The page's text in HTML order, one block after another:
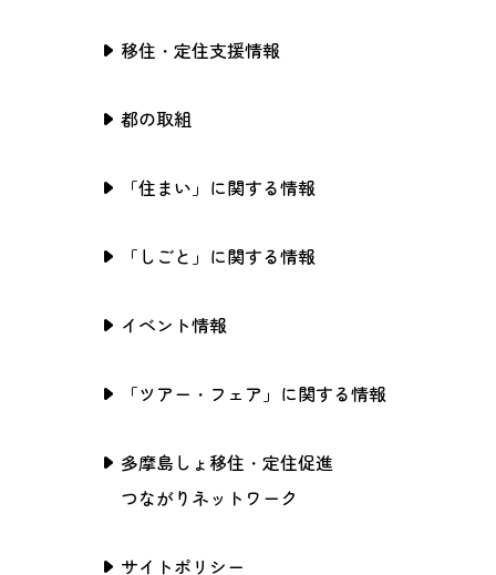
移住・定住支援情報
都の取組
「住まい」に関する情報
「しごと」に関する情報
イベント情報
「ツアー・フェア」に関する情報
多摩島しょ移住・定住促進
つながりネットワーク
サイトポリシー